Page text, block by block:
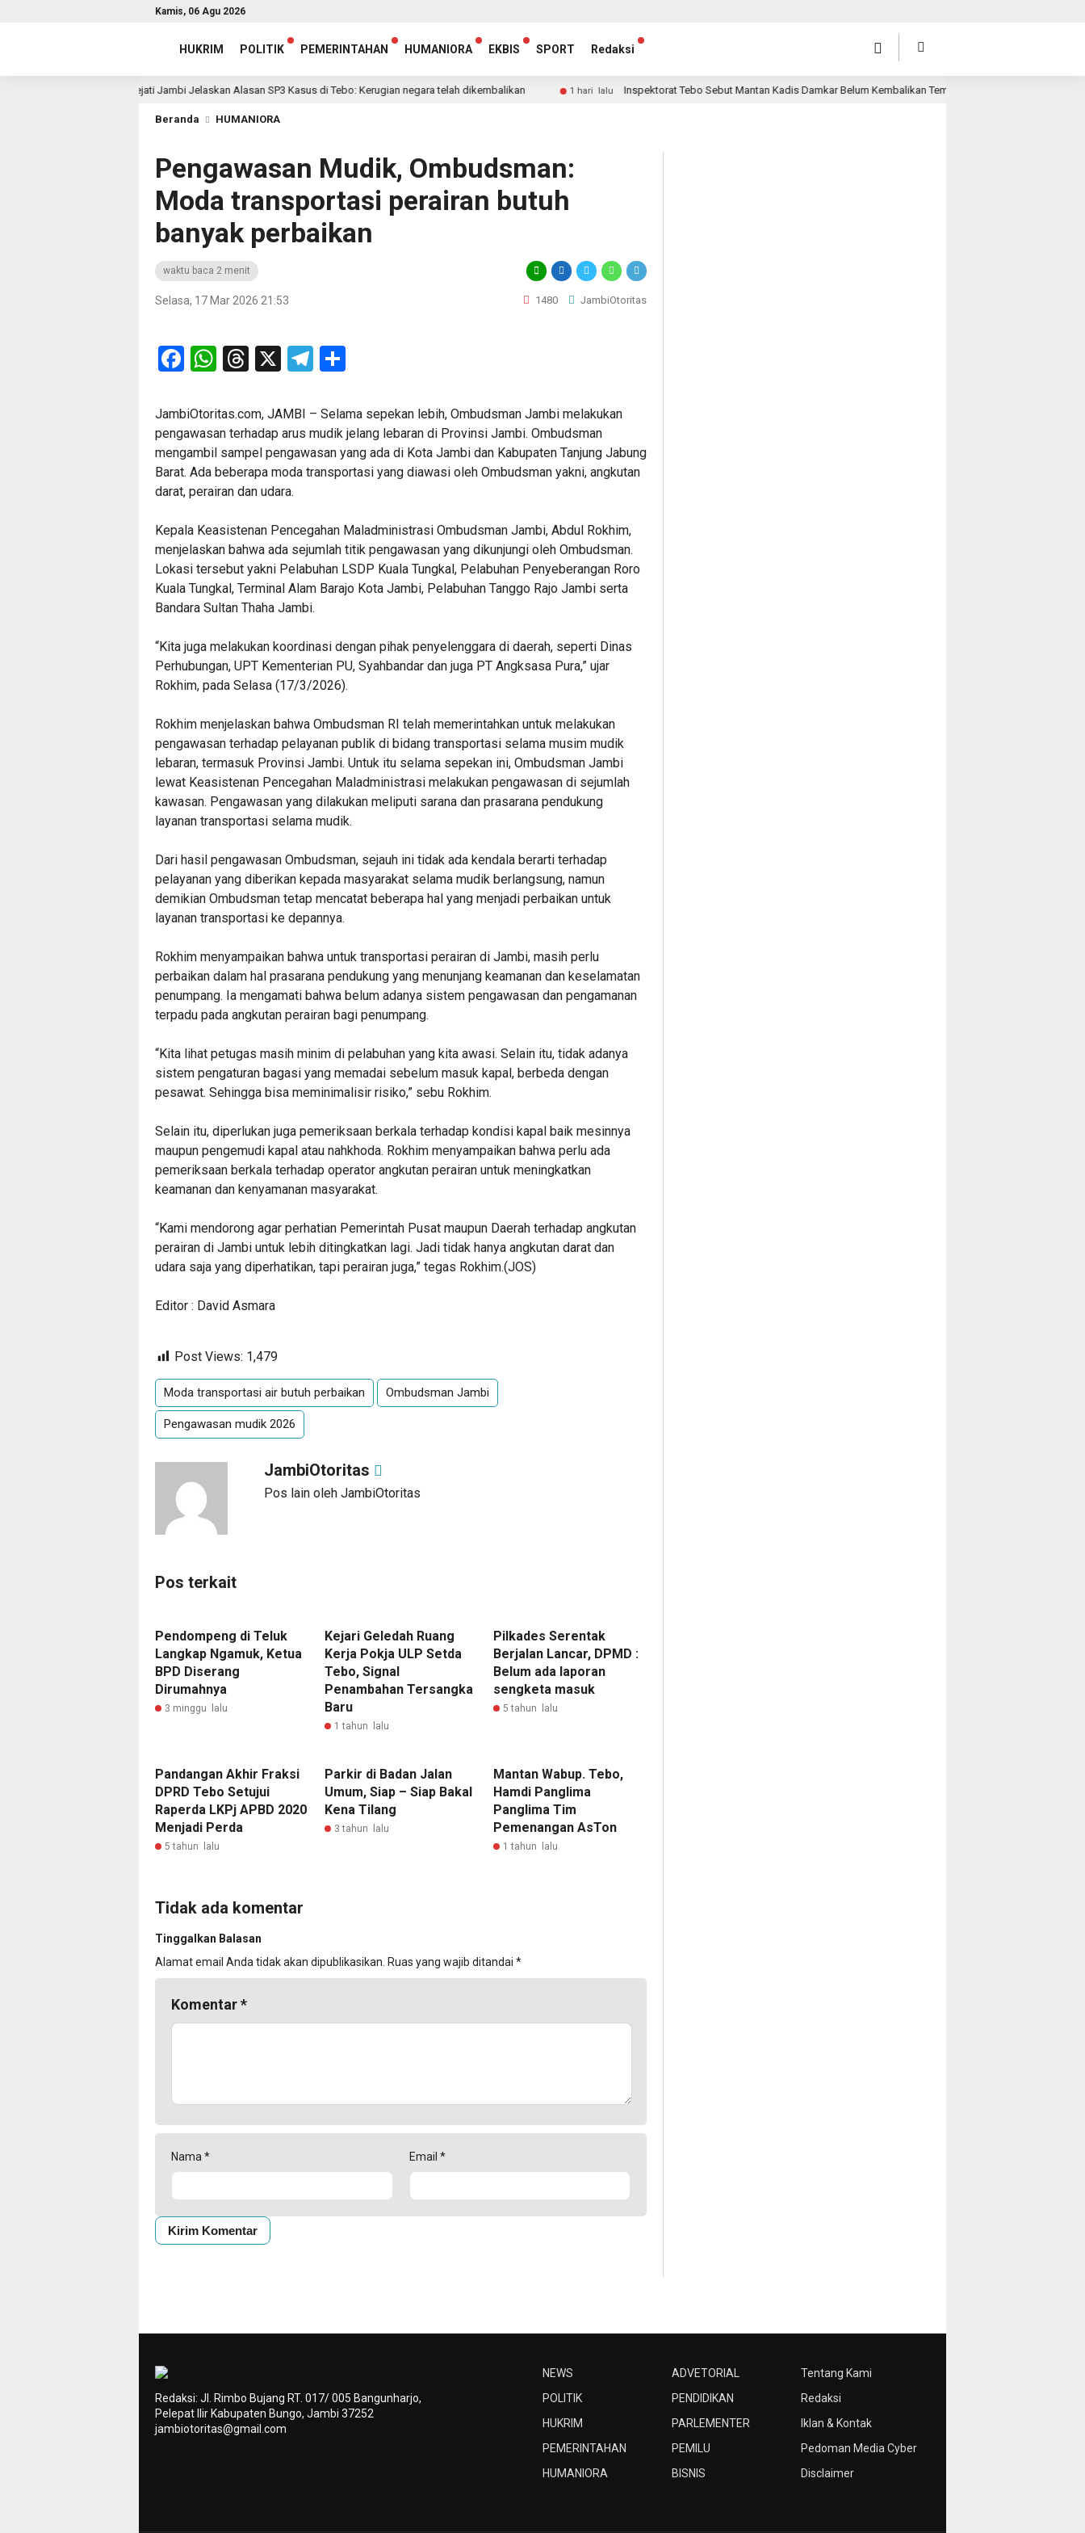
Kamis, 06 Agu 2026
HUKRIM POLITIK PEMERINTAHAN HUMANIORA EKBIS SPORT Redaksi
Kejati Jambi Jelaskan Alasan SP3 Kasus di Tebo: Kerugian negara telah dikembalikan 1 hari lalu Inspektorat Tebo Sebut Mantan Kadis Damkar Belum Kembalikan Temuan BPK
Beranda HUMANIORA
Pengawasan Mudik, Ombudsman:
Moda transportasi perairan butuh
banyak perbaikan
waktu baca 2 menit
Selasa, 17 Mar 2026 21:53 1480 JambiOtoritas
Facebook
WhatsApp
Threads
X Telegram
JambiOtoritas.com, JAMBI – Selama sepekan lebih, Ombudsman Jambi melakukan
pengawasan terhadap arus mudik jelang lebaran di Provinsi Jambi. Ombudsman
mengambil sampel pengawasan yang ada di Kota Jambi dan Kabupaten Tanjung Jabung
Barat. Ada beberapa moda transportasi yang diawasi oleh Ombudsman yakni, angkutan
darat, perairan dan udara.
Kepala Keasistenan Pencegahan Maladministrasi Ombudsman Jambi, Abdul Rokhim,
menjelaskan bahwa ada sejumlah titik pengawasan yang dikunjungi oleh Ombudsman.
Lokasi tersebut yakni Pelabuhan LSDP Kuala Tungkal, Pelabuhan Penyeberangan Roro
Kuala Tungkal, Terminal Alam Barajo Kota Jambi, Pelabuhan Tanggo Rajo Jambi serta
Bandara Sultan Thaha Jambi.
“Kita juga melakukan koordinasi dengan pihak penyelenggara di daerah, seperti Dinas
Perhubungan, UPT Kementerian PU, Syahbandar dan juga PT Angksasa Pura,” ujar
Rokhim, pada Selasa (17/3/2026).
Rokhim menjelaskan bahwa Ombudsman RI telah memerintahkan untuk melakukan
pengawasan terhadap pelayanan publik di bidang transportasi selama musim mudik
lebaran, termasuk Provinsi Jambi. Untuk itu selama sepekan ini, Ombudsman Jambi
lewat Keasistenan Pencegahan Maladministrasi melakukan pengawasan di sejumlah
kawasan. Pengawasan yang dilakukan meliputi sarana dan prasarana pendukung
layanan transportasi selama mudik.
Dari hasil pengawasan Ombudsman, sejauh ini tidak ada kendala berarti terhadap
pelayanan yang diberikan kepada masyarakat selama mudik berlangsung, namun
demikian Ombudsman tetap mencatat beberapa hal yang menjadi perbaikan untuk
layanan transportasi ke depannya.
Rokhim menyampaikan bahwa untuk transportasi perairan di Jambi, masih perlu
perbaikan dalam hal prasarana pendukung yang menunjang keamanan dan keselamatan
penumpang. Ia mengamati bahwa belum adanya sistem pengawasan dan pengamanan
terpadu pada angkutan perairan bagi penumpang.
“Kita lihat petugas masih minim di pelabuhan yang kita awasi. Selain itu, tidak adanya
sistem pengaturan bagasi yang memadai sebelum masuk kapal, berbeda dengan
pesawat. Sehingga bisa meminimalisir risiko,” sebu Rokhim.
Selain itu, diperlukan juga pemeriksaan berkala terhadap kondisi kapal baik mesinnya
maupun pengemudi kapal atau nahkhoda. Rokhim menyampaikan bahwa perlu ada
pemeriksaan berkala terhadap operator angkutan perairan untuk meningkatkan
keamanan dan kenyamanan masyarakat.
“Kami mendorong agar perhatian Pemerintah Pusat maupun Daerah terhadap angkutan
perairan di Jambi untuk lebih ditingkatkan lagi. Jadi tidak hanya angkutan darat dan
udara saja yang diperhatikan, tapi perairan juga,” tegas Rokhim.(JOS)
Editor : David Asmara
Post Views: 1,479
Moda transportasi air butuh perbaikan Ombudsman Jambi
Pengawasan mudik 2026
JambiOtoritas
Pos lain oleh JambiOtoritas
Pos terkait
Pendompeng di Teluk
Langkap Ngamuk, Ketua
BPD Diserang
Dirumahnya
3 minggu lalu
Kejari Geledah Ruang
Kerja Pokja ULP Setda
Tebo, Signal
Penambahan Tersangka
Baru
1 tahun lalu
Pilkades Serentak
Berjalan Lancar, DPMD :
Belum ada laporan
sengketa masuk
5 tahun lalu
Pandangan Akhir Fraksi
DPRD Tebo Setujui
Raperda LKPj APBD 2020
Menjadi Perda
5 tahun lalu
Parkir di Badan Jalan
Umum, Siap – Siap Bakal
Kena Tilang
3 tahun lalu
Mantan Wabup. Tebo,
Hamdi Panglima
Panglima Tim
Pemenangan AsTon
1 tahun lalu
Tidak ada komentar
Tinggalkan Balasan
Alamat email Anda tidak akan dipublikasikan. Ruas yang wajib ditandai *
Komentar*
Nama * Email *
NEWS
POLITIK
HUKRIM
PEMERINTAHAN
HUMANIORA
ADVETORIAL
PENDIDIKAN
PARLEMENTER
PEMILU
BISNIS
Tentang Kami
Redaksi
Iklan & Kontak
Pedoman Media Cyber
Disclaimer
Redaksi: Jl. Rimbo Bujang RT. 017/ 005 Bangunharjo,
Pelepat Ilir Kabupaten Bungo, Jambi 37252
jambiotoritas@gmail.com